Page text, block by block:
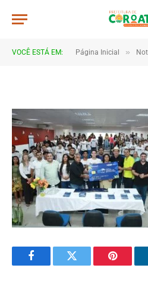
VOCÊ ESTÁ EM: Página Inicial »
009
FacebookTwitter